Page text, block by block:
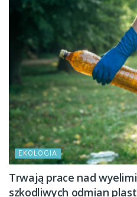
EKOLOGIA
Trwają prace nad
szkodliwych odmian